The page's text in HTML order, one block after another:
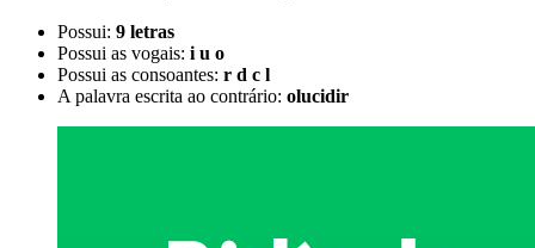
Possui: 9 letras
Possui as vogais: i u o
Possui as consoantes: r d c l
A palavra escrita ao contrário: olucidir